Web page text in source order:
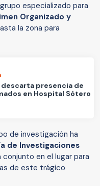
especializado para
Organizado y
la zona para
presencia de
en Hospital Sótero
de investigación ha
de Investigaciones
en el lugar para
de este trágico